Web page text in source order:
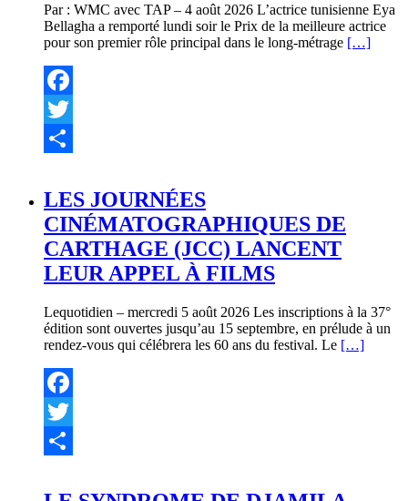
Par : WMC avec TAP – 4 août 2026 L’actrice tunisienne Eya
Bellagha a remporté lundi soir le Prix de la meilleure actrice
pour son premier rôle principal dans le long-métrage […]
Facebook
Twitter
LES JOURNÉES
CINÉMATOGRAPHIQUES DE
CARTHAGE (JCC) LANCENT
LEUR APPEL À FILMS
Lequotidien – mercredi 5 août 2026 Les inscriptions à la 37°
édition sont ouvertes jusqu’au 15 septembre, en prélude à un
rendez-vous qui célébrera les 60 ans du festival. Le […]
Facebook
Twitter